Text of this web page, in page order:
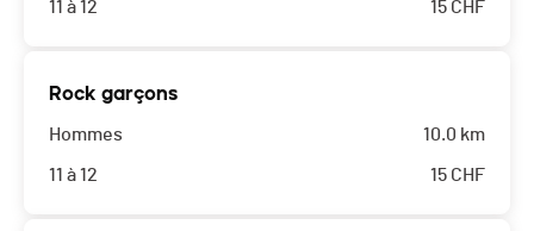
11 à 12 15 CHF
Rock garçons
Hommes
11 à 12
10.0 km
15 CHF